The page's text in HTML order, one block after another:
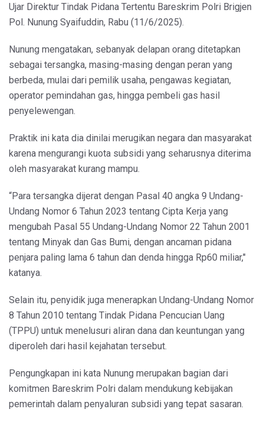
Ujar Direktur Tindak Pidana Tertentu Bareskrim Polri Brigjen
Pol. Nunung Syaifuddin, Rabu (11/6/2025).
Nunung mengatakan, sebanyak delapan orang ditetapkan
sebagai tersangka, masing-masing dengan peran yang
berbeda, mulai dari pemilik usaha, pengawas kegiatan,
operator pemindahan gas, hingga pembeli gas hasil
penyelewengan.
Praktik ini kata dia dinilai merugikan negara dan masyarakat
karena mengurangi kuota subsidi yang seharusnya diterima
oleh masyarakat kurang mampu.
“Para tersangka dijerat dengan Pasal 40 angka 9 Undang-
Undang Nomor 6 Tahun 2023 tentang Cipta Kerja yang
mengubah Pasal 55 Undang-Undang Nomor 22 Tahun 2001
tentang Minyak dan Gas Bumi, dengan ancaman pidana
penjara paling lama 6 tahun dan denda hingga Rp60 miliar,"
katanya.
Selain itu, penyidik juga menerapkan Undang-Undang Nomor
8 Tahun 2010 tentang Tindak Pidana Pencucian Uang
(TPPU) untuk menelusuri aliran dana dan keuntungan yang
diperoleh dari hasil kejahatan tersebut.
Pengungkapan ini kata Nunung merupakan bagian dari
komitmen Bareskrim Polri dalam mendukung kebijakan
pemerintah dalam penyaluran subsidi yang tepat sasaran.